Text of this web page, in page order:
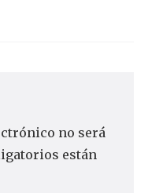
no será
están